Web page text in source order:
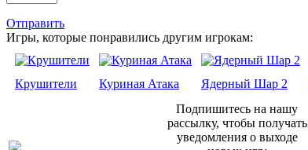
Отправить
Игры, которые понравились другим игрокам:
Крушители Куриная Атака Ядерный Шар 2
Подпишитесь на нашу
рассылку, чтобы получать
уведомления о выходе